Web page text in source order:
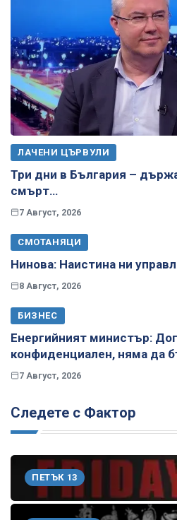
ЛАЧЕНИ ЦЪРВУЛИ
Три дни в България –
смърт…
7 Август, 2026
СМОТАНЯЦИ
Нинова: Наистина ни
8 Август, 2026
БИЗНЕС
Енергийният министър:
конфиденциален, няма да
7 Август, 2026
Следете с Фактор
ПЕТЪК 13